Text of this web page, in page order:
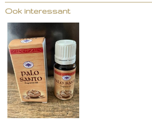
Ook interessant